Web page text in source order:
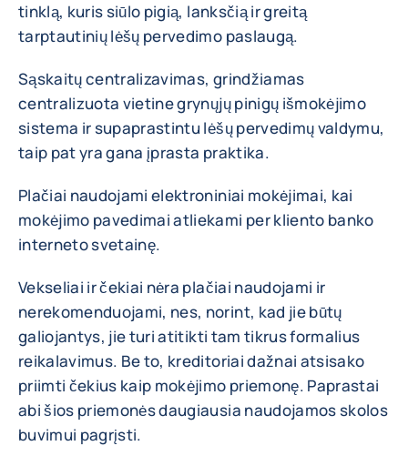
tinklą, kuris siūlo pigią, lanksčią ir greitą
tarptautinių lėšų pervedimo paslaugą.
Sąskaitų centralizavimas, grindžiamas
centralizuota vietine grynųjų pinigų išmokėjimo
sistema ir supaprastintu lėšų pervedimų valdymu,
taip pat yra gana įprasta praktika.
Plačiai naudojami elektroniniai mokėjimai, kai
mokėjimo pavedimai atliekami per kliento banko
interneto svetainę.
Vekseliai ir čekiai nėra plačiai naudojami ir
nerekomenduojami, nes, norint, kad jie būtų
galiojantys, jie turi atitikti tam tikrus formalius
reikalavimus. Be to, kreditoriai dažnai atsisako
priimti čekius kaip mokėjimo priemonę. Paprastai
abi šios priemonės daugiausia naudojamos skolos
buvimui pagrįsti.